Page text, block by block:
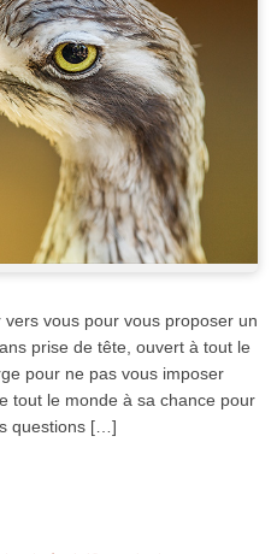
vers vous pour vous proposer un
prise de tête, ouvert à tout le
pour ne pas vous imposer
tout le monde à sa chance pour
questions […]